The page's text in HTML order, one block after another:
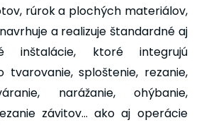
rúrok a plochých materiálov,
a realizuje štandardné aj
inštalácie, ktoré integrujú
tvarovanie, sploštenie, rezanie,
narážanie, ohýbanie,
závitov… ako aj operácie